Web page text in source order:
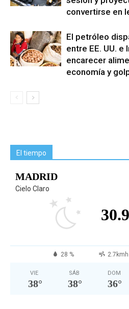
convertirse en
El petróleo
entre EE. UU. e
encarecer
economía y
El tiempo
MADRID
Cielo Claro
30.9
28 % 2.7kmh
VIE
38°
SÁB
38°
DOM
36°